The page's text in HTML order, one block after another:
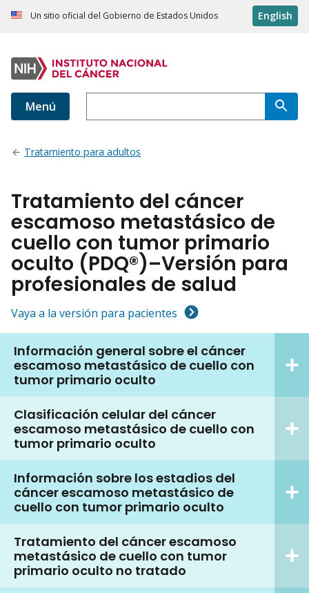
Un sitio oficial del Gobierno de Estados Unidos English
Menú
Tratamiento para adultos
Tratamiento del cáncer
escamoso metastásico de
cuello con tumor primario
oculto (PDQ®)–Versión para
profesionales de salud
Vaya a la versión para pacientes
Información general sobre el cáncer
escamoso metastásico de cuello con
tumor primario oculto
Clasificación celular del cáncer
escamoso metastásico de cuello con
tumor primario oculto
Información sobre los estadios del
cáncer escamoso metastásico de
cuello con tumor primario oculto
Tratamiento del cáncer escamoso
metastásico de cuello con tumor
primario oculto no tratado